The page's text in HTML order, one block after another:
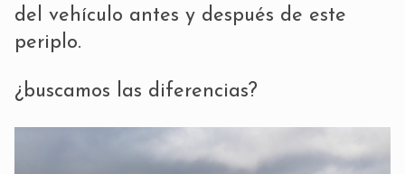
del vehículo antes y después de este
periplo.
¿buscamos las diferencias?